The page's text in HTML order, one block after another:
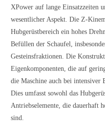
XPower auf lange Einsatzzeiten
wesentlicher Aspekt. Die Z-
Hubgerüstbereich ein hohes
Befüllen der Schaufel,
Gesteinsfraktionen. Die
Eigenkomponenten, die auf
die Maschine auch bei intensiver
Dies umfasst sowohl das
Antriebselemente, die dauerhaft
sind.